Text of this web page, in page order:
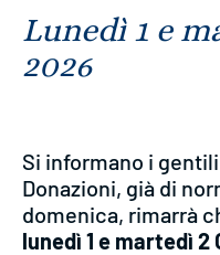
Lunedì 1 e
2026
Si informano i
Donazioni, già di
domenica, rimarrà
lunedì 1 e martedì 2